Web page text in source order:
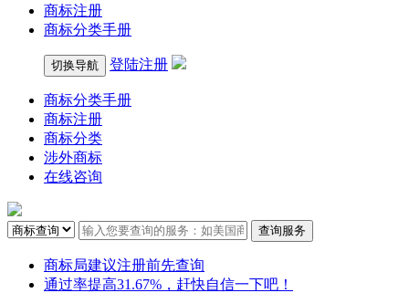
商标注册
商标分类手册
切换导航 登陆注册
商标分类手册
商标注册
商标分类
涉外商标
在线咨询
商标局建议注册前先查询
通过率提高31.67%，赶快自信一下吧！